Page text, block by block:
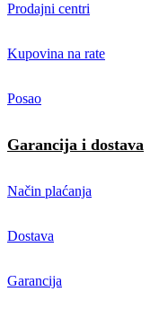
Prodajni centri
Kupovina na rate
Posao
Garancija i dostava
Način plaćanja
Dostava
Garancija